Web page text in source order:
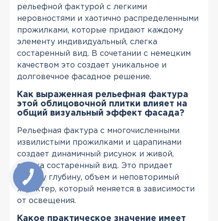
рельефной фактурой с легкими
неровностями и хаотично распределенными
прожилками, которые придают каждому
элементу индивидуальный, слегка
состаренный вид. В сочетании с немецким
качеством это создает уникальное и
долговечное фасадное решение.
Как выраженная рельефная фактура
этой облицовочной плитки влияет на
общий визуальный эффект фасада?
Рельефная фактура с многочисленными
извилистыми прожилками и царапинами
создает динамичный рисунок и живой,
слегка состаренный вид. Это придает
фасаду глубину, объем и неповторимый
характер, который меняется в зависимости
от освещения.
Какое практическое значение имеет